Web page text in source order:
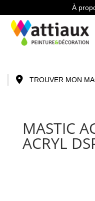
À
TROUVER MON
MASTIC
ACRYL